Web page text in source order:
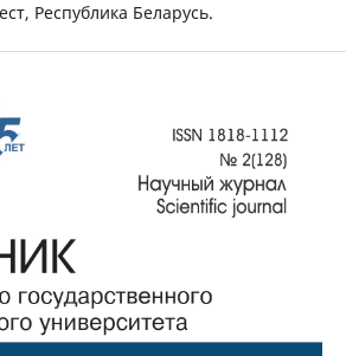
Республика Беларусь.